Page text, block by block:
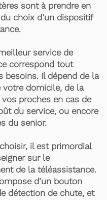
sont à prendre en
choix d’un dispositif
service de
correspond tout
besoins. Il dépend de la
votre domicile, de la
proches en cas de
du service, ou encore
du senior.
il est primordial
sur le
de la téléassistance.
d’un bouton
détection de chute, et